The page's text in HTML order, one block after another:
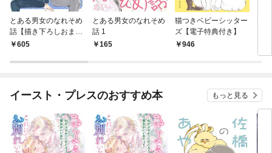
とある男女のなれそめ
話【描き下ろしおまけ
付き特装版】 1
605
とある男女のなれそめ
話 1
165
猫つきベビーシッター
ズ【電子特典付き】
946
で
イースト・プレスのおすすめ本 もっと見る